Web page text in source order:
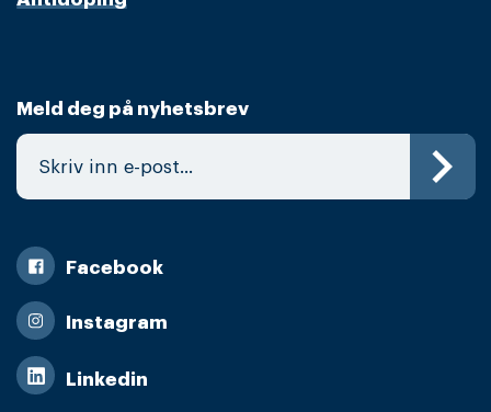
Meld deg på nyhetsbrev
Facebook
Instagram
Linkedin